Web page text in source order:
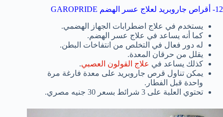
12- أقراص جاروبريد لعلاج عسر الهضم GAROPRIDE
يستخدم في علاج اضطرابات الجهاز الهضمي.
كما أنه يساعد في علاج عسر الهضم.
له دور فعال في التخلص من انتفاخات البطن.
يقلل من حرقان المعدة.
كذلك يساعد في علاج القولون العصبي.
يمكن تناول قرص جاروبريد على معدة فارغة مرة
واحدة قبل الفطار.
تحتوي العلبة على 3 شرائط بسعر 30 جنيه مصري.